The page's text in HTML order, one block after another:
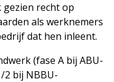
recht op
als werknemers
dat hen inleent.
(fase A bij ABU-
2 bij NBBU-